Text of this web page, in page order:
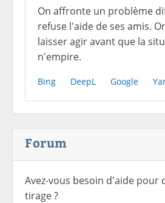
On affronte un problème
refuse l'aide de ses amis.
laisser agir avant que la
n'empire.
Bing DeepL Google
Forum
Avez-vous besoin d'aide pour
tirage ?